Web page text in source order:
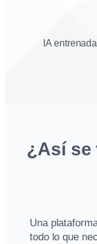
IA
¿Así se
Una
todo lo que